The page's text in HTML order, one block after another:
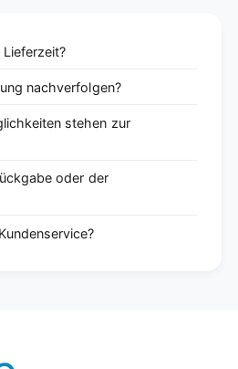
nachverfolgen?
stehen zur
oder der